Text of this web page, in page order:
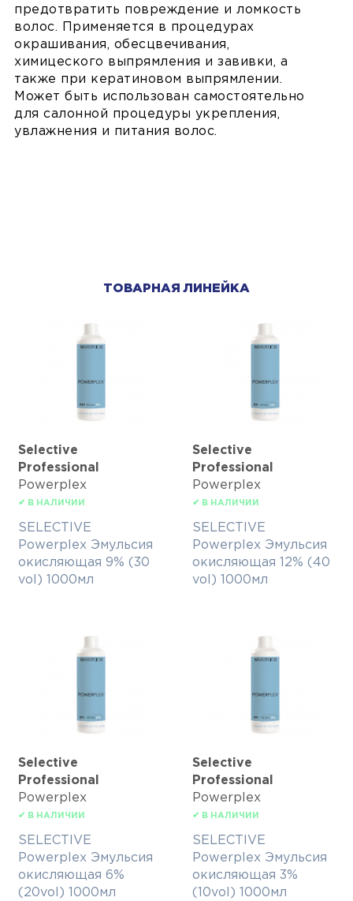
предотвратить повреждение и ломкость
волос. Применяется в процедурах
окрашивания, обесцвечивания,
химицеского выпрямления и завивки, а
также при кератиновом выпрямлении.
Может быть использован самостоятельно
для салонной процедуры укрепления,
увлажнения и питания волос.
ТОВАРНАЯ ЛИНЕЙКА
Selective
Professional
Powerplex
✔ В НАЛИЧИИ
SELECTIVE
Powerplex Эмульсия
окисляющая 9% (30
vol) 1000мл
Selective
Professional
Powerplex
✔ В НАЛИЧИИ
SELECTIVE
Powerplex Эмульсия
окисляющая 12% (40
vol) 1000мл
Selective
Professional
Powerplex
✔ В НАЛИЧИИ
SELECTIVE
Powerplex Эмульсия
окисляющая 6%
(20vol) 1000мл
Selective
Professional
Powerplex
✔ В НАЛИЧИИ
SELECTIVE
Powerplex Эмульсия
окисляющая 3%
(10vol) 1000мл